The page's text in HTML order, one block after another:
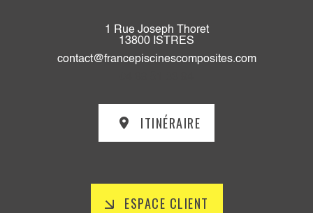
1 Rue Joseph Thoret
13800 ISTRES
contact@francepiscinescomposites.com
ITINÉRAIRE
ESPACE CLIENT